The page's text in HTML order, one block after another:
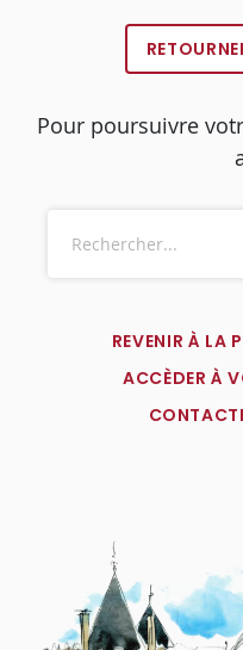
Pour poursuivre
REVENIR À LA
ACCÈDER À